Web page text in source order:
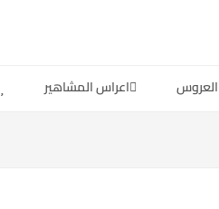
اعراس المشاهير